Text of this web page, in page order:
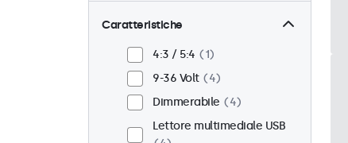
Caratteristiche
4:3 / 5:4
1
9-36 Volt
4
Dimmerabile
4
Lettore multimediale USB